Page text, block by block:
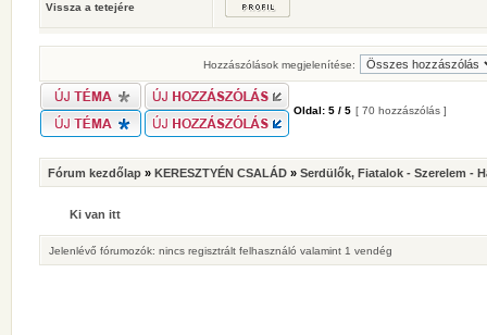
Vissza a tetejére
Hozzászólások megjelenítése:
Oldal: 5 / 5 [ 70 hozzászólás ]
Fórum kezdőlap » KERESZTYÉN CSALÁD » Serdülők, Fiatalok - Szerelem -
Ki van itt
Jelenlévő fórumozók: nincs regisztrált felhasználó valamint 1 vendég